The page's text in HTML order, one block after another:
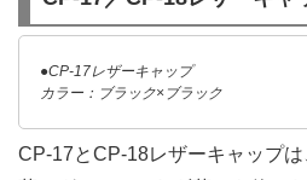
●CP-17レザーキャップ
カラー：ブラック×ブラック
CP-17とCP-18レザーキャップ